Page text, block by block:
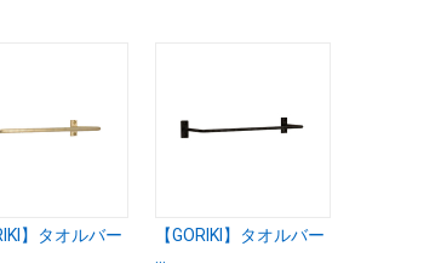
】タオルバー
【GORIKI】タオルバー
...